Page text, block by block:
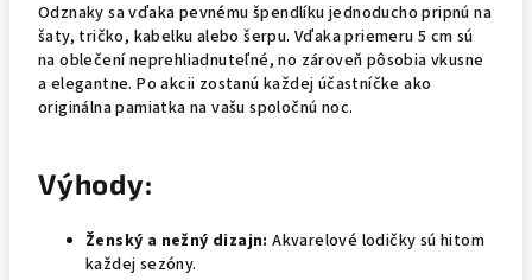
Odznaky sa vďaka pevnému špendlíku jednoducho pripnú na
šaty, tričko, kabelku alebo šerpu. Vďaka priemeru 5 cm sú
na oblečení neprehliadnuteľné, no zároveň pôsobia vkusne
a elegantne. Po akcii zostanú každej účastníčke ako
originálna pamiatka na vašu spoločnú noc.
Výhody:
Ženský a nežný dizajn: Akvarelové lodičky sú hitom
každej sezóny.